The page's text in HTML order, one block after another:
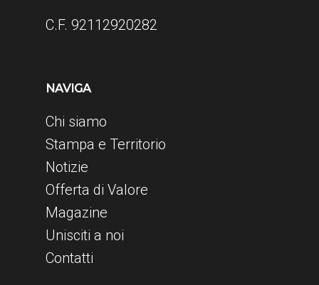
C.F. 92112920282
NAVIGA
Chi siamo
Stampa e Territorio
Notizie
Offerta di Valore
Magazine
Unisciti a noi
Contatti